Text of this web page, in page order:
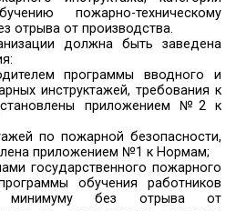
уполномоченным
(индивидуальным
на праве
находятся
организации),
пожарной
числе отдельно
и пожароопасного
производственного и